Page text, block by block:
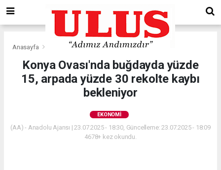
Anasayfa Ekonomi
Konya Ovası'nda buğdayda yüzde
15, arpada yüzde 30 rekolte kaybı
bekleniyor
EKONOMI
(AA) - Anadolu Ajansı | 23.07.2025 - 18:30, Güncelleme: 23.07.2025 - 18:09
4678+ kez okundu.